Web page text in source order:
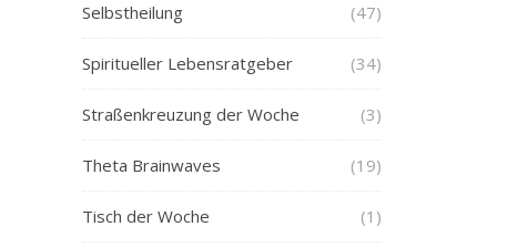
Selbstheilung (47)
Spiritueller Lebensratgeber (34)
Straßenkreuzung der Woche (3)
Theta Brainwaves (19)
Tisch der Woche (1)